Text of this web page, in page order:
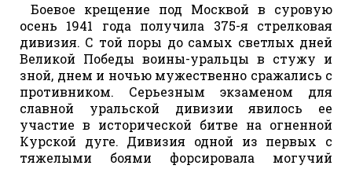
Боевое крещение под Москвой в суровую
осень 1941 года получила 375-я стрелковая
дивизия. С той поры до самых светлых дней
Великой Победы воины-уральцы в стужу и
зной, днем и ночью мужественно сражались с
противником. Серьезным экзаменом для
славной уральской дивизии явилось ее
участие в исторической битве на огненной
Курской дуге. Дивизия одной из первых с
тяжелыми боями форсировала могучий